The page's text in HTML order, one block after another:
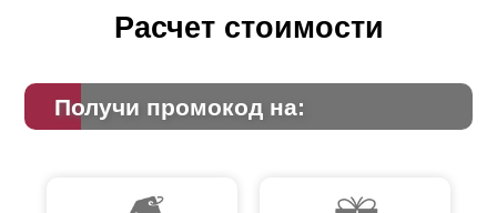
Расчет стоимости
Получи промокод на: